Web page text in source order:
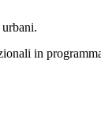
in